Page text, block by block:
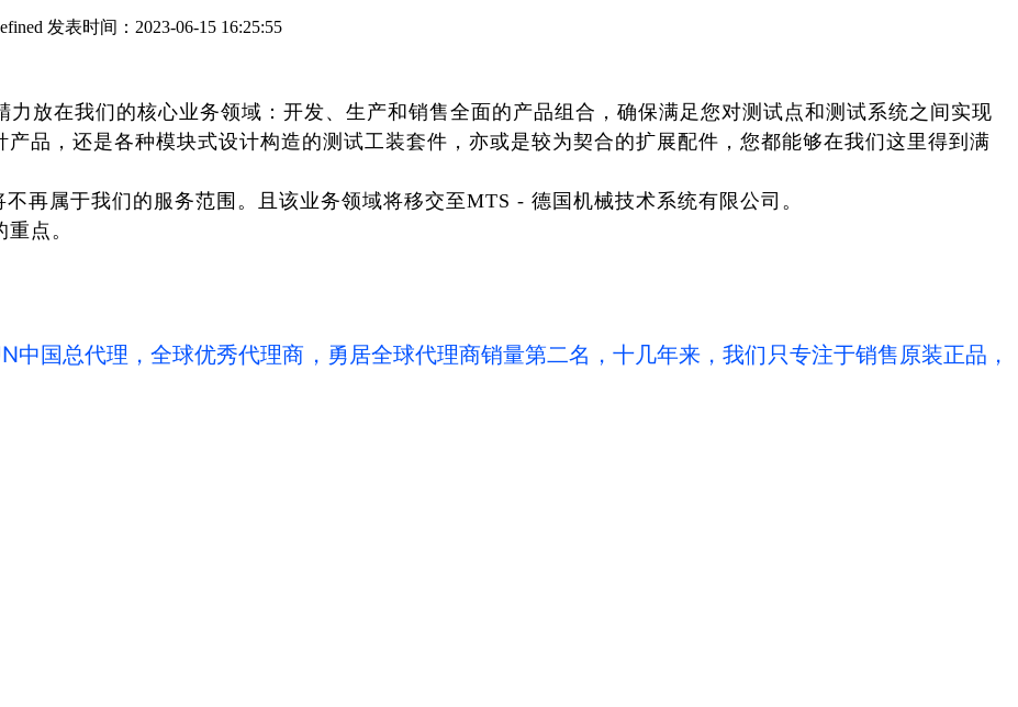
发表时间：2023-06-15 16:25:55
放在我们的核心业务领域：开发、生产和销售全面的产品组合，确保满足您对测试点和测试系统之间实现
品，还是各种模块式设计构造的测试工装套件，亦或是较为契合的扩展配件，您都能够在我们这里得到满
再属于我们的服务范围。且该业务领域将移交至MTS - 德国机械技术系统有限公司。
点。
中国总代理，全球优秀代理商，勇居全球代理商销量第二名，十几年来，我们只专注于销售原装正品，